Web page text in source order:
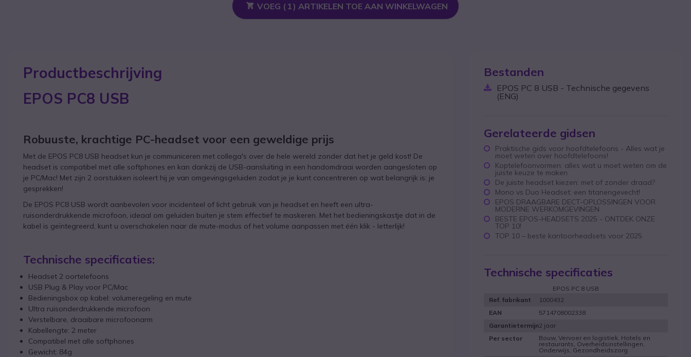
VOEG ( 1) ARTIKELEN TOE AAN WINKELWAGEN
Productbeschrijving
EPOS PC8 USB
Robuuste, krachtige PC-headset voor een geweldige prijs
Met de EPOS PC8 USB headset kun je communiceren met collega's over de hele wereld zonder dat het je geld kost! De
headset is compatibel met alle softphones en kan dankzij de USB-aansluiting in een handomdraai worden aangesloten op
je PC/Mac! Met zijn 2 oorstukken isoleert hij je van omgevingsgeluiden zodat je je kunt concentreren op wat belangrijk is: je
gesprekken!
De EPOS PC8 USB wordt aanbevolen voor incidenteel of licht gebruik van je headset en heeft een ultra-
ruisonderdrukkende microfoon, ideaal om geluiden buiten je stem effectief te maskeren. Met het bedieningskastje dat in de
kabel is geïntegreerd, kunt u overschakelen naar de mute-modus of het volume aanpassen met één klik - letterlijk!
Technische specificaties:
Headset 2 oortelefoons
USB Plug & Play voor PC/Mac
Bedieningsbox op kabel: volumeregeling en mute
Ultra ruisonderdrukkende microfoon
Verstelbare, draaibare microfoonarm
Kabellengte: 2 meter
Compatibel met alle softphones
Gewicht: 84g
Bestanden
EPOS PC 8 USB - Technische gegevens
(ENG)
Gerelateerde gidsen
Praktische gids voor hoofdtelefoons - Alles wat je
moet weten over hoofdtelefoons!
Koptelefoonvormen: alles wat u moet weten om de
juiste keuze te maken
De juiste headset kiezen: met of zonder draad?
Mono vs Duo Headset: een titanengevecht!
EPOS DRAAGBARE DECT-OPLOSSINGEN VOOR
MODERNE WERKOMGEVINGEN
BESTE EPOS-HEADSETS 2025 - ONTDEK ONZE
TOP 10!
TOP 10 – beste kantoorheadsets voor 2025
Technische specificaties
EPOS PC 8 USB
Ref. fabrikant
1000432
EAN
5714708002338
Garantietermijn2 jaar
Per sector
Bouw, Vervoer en logistiek, Hotels en
restaurants, Overheidsinstellingen,
Onderwijs, Gezondheidszorg